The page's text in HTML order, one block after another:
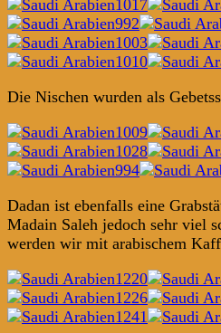
Die Nischen wurden als
Dadan ist ebenfalls eine
Madain Saleh jedoch sehr viel
werden wir mit arabischem